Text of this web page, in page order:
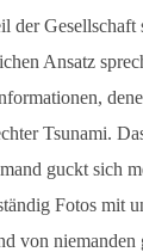
der
Ansatz
Tsunami.
guckt sich
Fotos mit
von